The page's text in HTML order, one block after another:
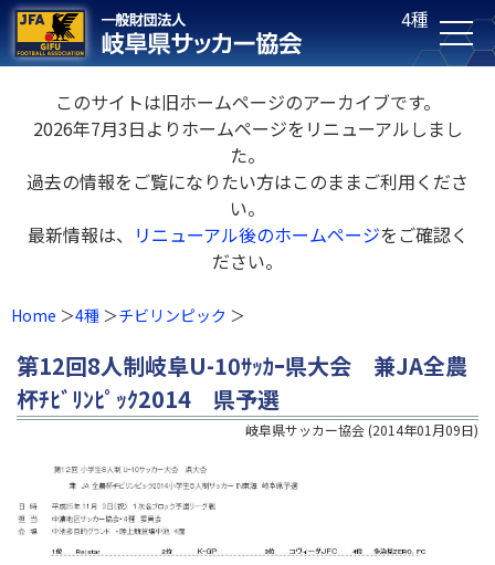
4種
このサイトは旧ホームページのアーカイブです。
2026年7月3日よりホームページをリニューアルしまし
た。
過去の情報をご覧になりたい方はこのままご利用くださ
い。
最新情報は、 リニューアル後のホームページをご確認く
ださい。
Home 4種 チビリンピック
第12回8人制岐阜U-10ｻｯｶｰ県大会 兼JA全農
杯ﾁﾋﾞﾘﾝﾋﾟｯｸ2014 県予選
岐阜県サッカー協会 (2014年01月09日)